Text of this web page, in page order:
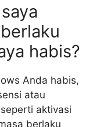
habis?
Anda habis,
atau
aktivasi
berlaku